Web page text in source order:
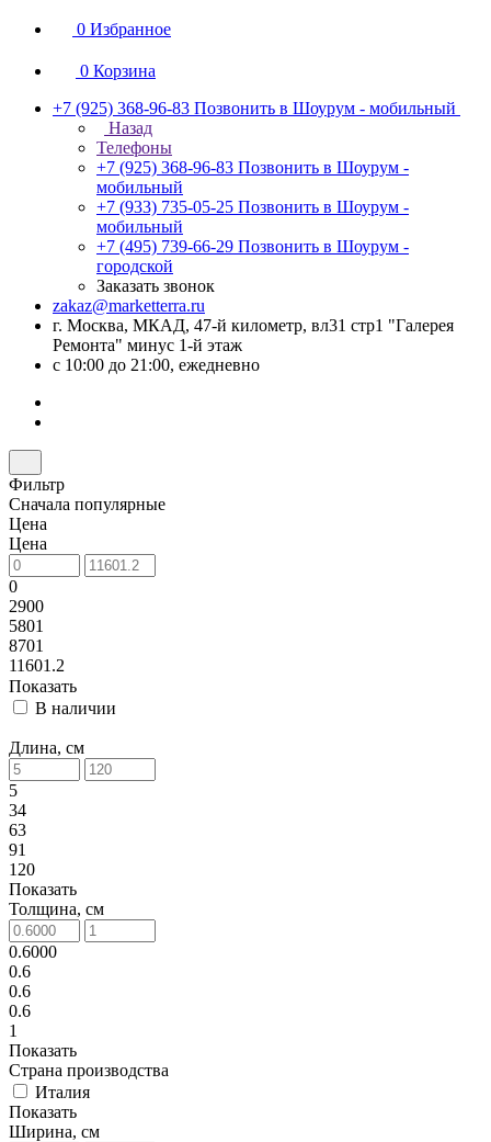
0 Избранное
0 Корзина
+7 (925) 368-96-83 Позвонить в Шоурум - мобильный
Назад
Телефоны
+7 (925) 368-96-83 Позвонить в Шоурум -
мобильный
+7 (933) 735-05-25 Позвонить в Шоурум -
мобильный
+7 (495) 739-66-29 Позвонить в Шоурум -
городской
Заказать звонок
zakaz@marketterra.ru
г. Москва, МКАД, 47-й километр, вл31 стр1 "Галерея
Ремонта" минус 1-й этаж
с 10:00 до 21:00, ежедневно
Фильтр
Сначала популярные
Цена
Цена
0
2900
5801
8701
11601.2
Показать
В наличии
Длина, см
5
34
63
91
120
Показать
Толщина, см
0.6000
0.6
0.6
0.6
1
Показать
Страна производства
Италия
Показать
Ширина, см